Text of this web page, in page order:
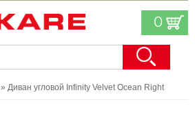
0
» Диван угловой Infinity Velvet Ocean Right